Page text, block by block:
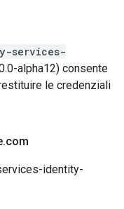
services-
alpha12) consente
le credenziali
.com
identity-